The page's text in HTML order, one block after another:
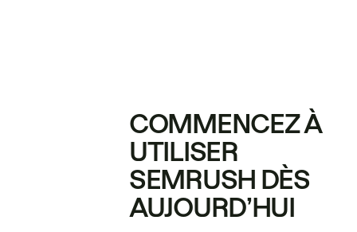
COMMENCEZ À
UTILISER
SEMRUSH DÈS
AUJOURD’HUI